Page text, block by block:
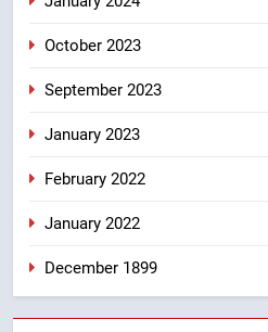
October 2023
September 2023
January 2023
February 2022
January 2022
December 1899